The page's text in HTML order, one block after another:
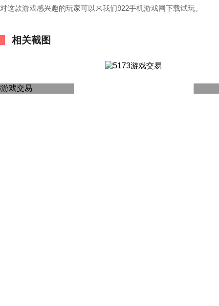
对这款游戏感兴趣的玩家可以来我们922手机游戏网下载试玩。
相关截图